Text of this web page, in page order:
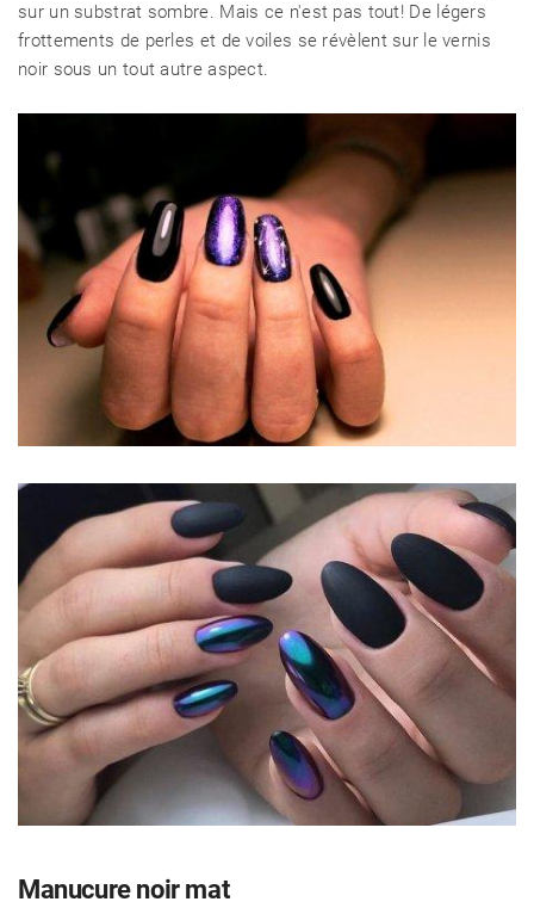
sur un substrat sombre. Mais ce n'est pas tout! De légers
frottements de perles et de voiles se révèlent sur le vernis
noir sous un tout autre aspect.
Manucure noir mat